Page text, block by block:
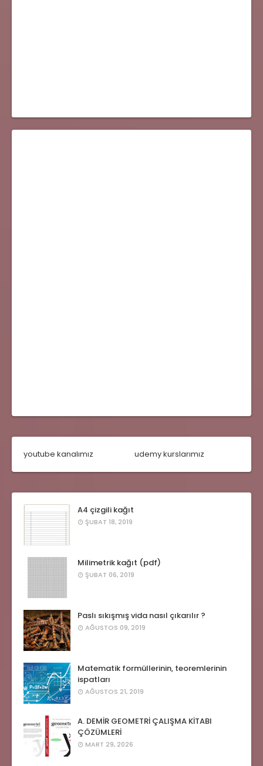
youtube kanalımız udemy kurslarımız
A4 çizgili kağıt
ŞUBAT 18, 2019
Milimetrik kağıt (pdf)
ŞUBAT 06, 2019
Paslı sıkışmış vida nasıl çıkarılır ?
AĞUSTOS 09, 2019
Matematik formüllerinin, teoremlerinin
ispatları
AĞUSTOS 21, 2019
A. DEMİR GEOMETRİ ÇALIŞMA KİTABI
ÇÖZÜMLERİ
MART 29, 2026